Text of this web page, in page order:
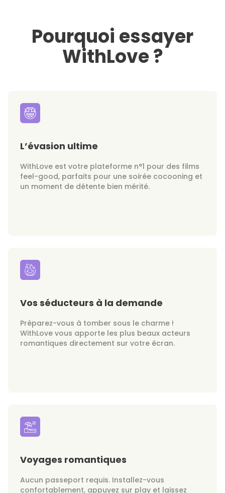
Pourquoi essayer
WithLove ?
L’évasion ultime
WithLove est votre plateforme n°1 pour des films
feel-good, parfaits pour une soirée cocooning et
un moment de détente bien mérité.
Vos séducteurs à la demande
Préparez-vous à tomber sous le charme !
WithLove vous apporte les plus beaux acteurs
romantiques directement sur votre écran.
Voyages romantiques
Aucun passeport requis. Installez-vous
confortablement, appuyez sur play et laissez